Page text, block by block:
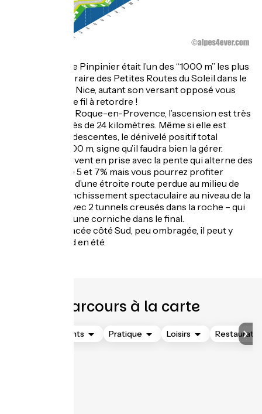
Autant le Col de Pinpinier était l’un des “1000 m” les plus
faciles de l’itinéraire des Petites Routes du Soleil dans le
sens Thonon > Nice, autant son versant opposé vous
donnera plus de fil à retordre !
Au départ de la Roque-en-Provence, l’ascension est très
longue avec près de 24 kilomètres. Même si elle est
ponctuée de 2 descentes, le dénivelé positif total
dépasse les 1000 m, signe qu’il faudra bien la gérer.
Vous serez souvent en prise avec la pente qui alterne des
passages entre 5 et 7% mais vous pourrez profiter
tranquillement d’une étroite route perdue au milieu de
nulle part – franchissement spectaculaire au niveau de la
Clue d’Aiglun avec 2 tunnels creusés dans la roche – qui
se termine sur une corniche dans le final.
La route est placée côté Sud, peu ombragée, il peut y
faire très chaud en été.
Parcours à la carte
Hébergements Pratique Loisirs